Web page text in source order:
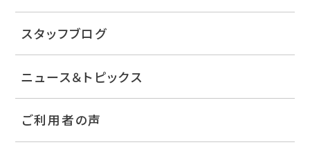
スタッフブログ
ニュース＆トピックス
ご利用者の声